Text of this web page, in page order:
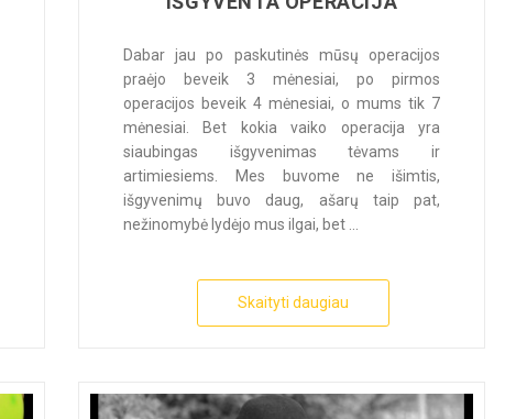
Dabar jau po paskutinės mūsų operacijos
praėjo beveik 3 mėnesiai, po pirmos
operacijos beveik 4 mėnesiai, o mums tik 7
mėnesiai. Bet kokia vaiko operacija yra
siaubingas išgyvenimas tėvams ir
artimiesiems. Mes buvome ne išimtis,
išgyvenimų buvo daug, ašarų taip pat,
nežinomybė lydėjo mus ilgai, bet ...
Skaityti daugiau